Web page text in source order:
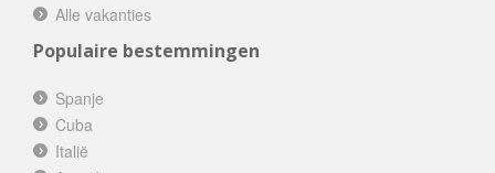
Alle vakanties
Populaire bestemmingen
Spanje
Cuba
Italië